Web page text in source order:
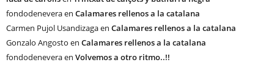
fondodeneveraen Calamares rellenos a la catalana
Carmen Pujol Usandizagaen Calamares rellenos a la catalana
Gonzalo Angosto en Calamares rellenos a la catalana
fondodeneveraen Volvemos a otro ritmo..!!